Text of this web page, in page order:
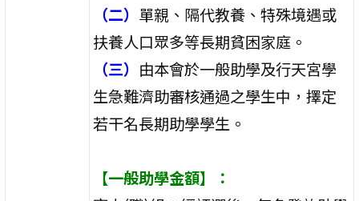
（二） 單親、隔代教養、特殊境遇或
扶養人口眾多等長期貧困家庭。
（三） 由本會於一般助學及行天宮學
生急難濟助審核通過之學生中，擇定
若干名長期助學學生。
【一般助學金額】：